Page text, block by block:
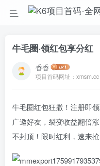
牛毛圈·领红包享分红
香香
项目首码网址：xmsm.cc
牛毛圈红包狂撒！注册即
广邀好友，裂变收益翻倍
不封顶！限时红利，速来抢